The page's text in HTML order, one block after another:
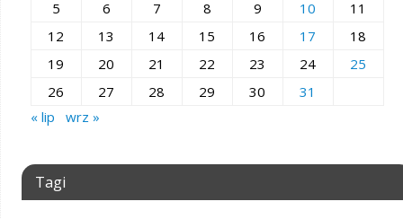
5
6 7 8 9 10
11
12
13 14 15 16 17
18
19
20 21 22 23 24
25
26
27 28 29 30
31
« lip
wrz »
Tagi